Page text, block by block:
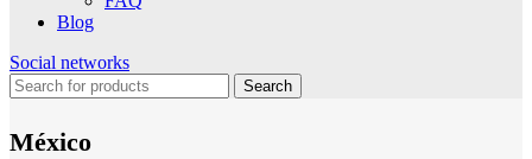
Blog
Social networks
Search
México